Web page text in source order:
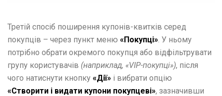
Третій спосіб поширення купонів-квитків серед
покупців – через пункт меню «Покупці». У ньому
потрібно обрати окремого покупця або відфільтрувати
групу користувачів (наприклад, «VIP-покупці»), після
чого натиснути кнопку «Дії» і вибрати опцію
«Створити і видати купони покупцеві», зазначивши